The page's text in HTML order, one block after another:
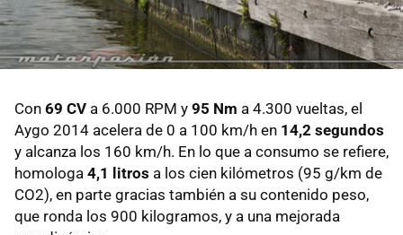
Con 69 CV a 6.000 RPM y 95 Nm a 4.300 vueltas, el
Aygo 2014 acelera de 0 a 100 km/h en 14,2 segundos
y alcanza los 160 km/h. En lo que a consumo se refiere,
homologa 4,1 litros a los cien kilómetros (95 g/km de
CO2), en parte gracias también a su contenido peso,
que ronda los 900 kilogramos, y a una mejorada